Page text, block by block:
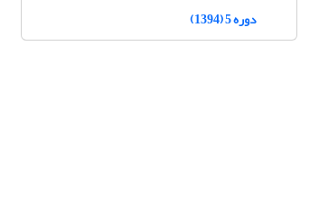
دوره 5 (1394)